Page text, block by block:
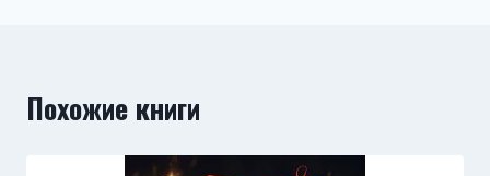
Похожие книги